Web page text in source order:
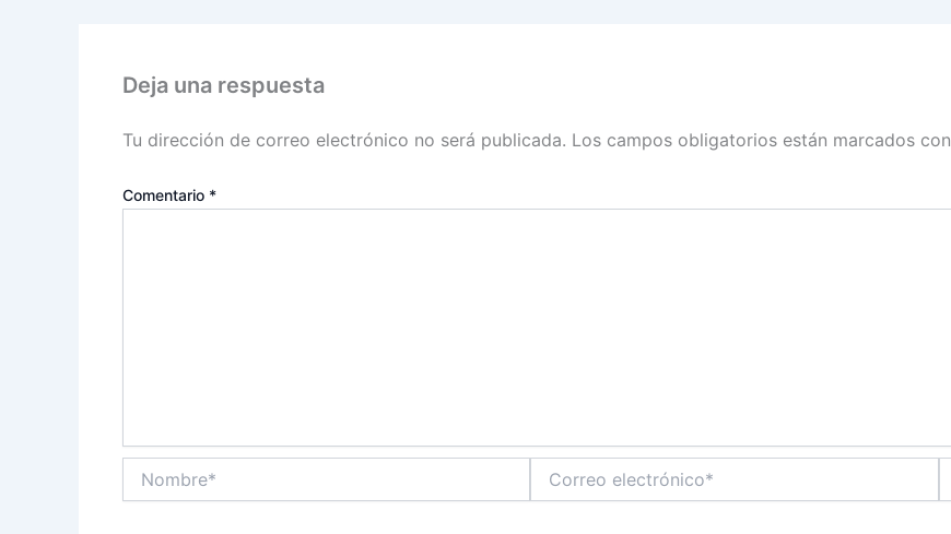
Deja una respuesta
Tu dirección de correo electrónico no será publicada. Los campos obligatorios están marcados con
Comentario *
electrónico*